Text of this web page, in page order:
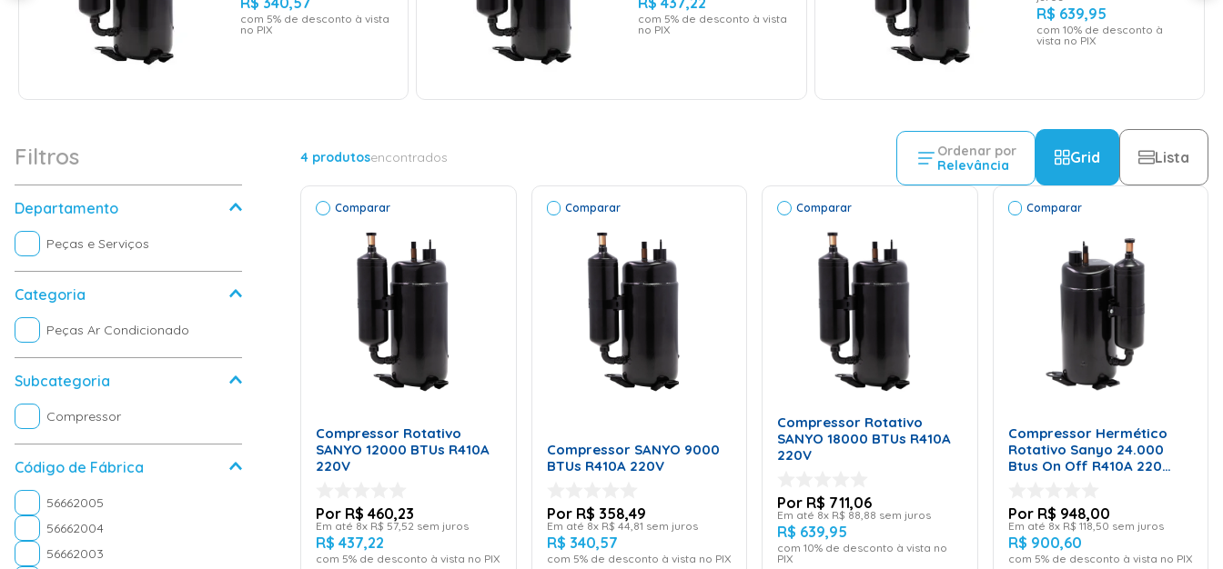
com 5% de desconto à vista
no PIX
com 5% de desconto à vista
no PIX
R$ 639,95
com 10% de desconto à
vista no PIX
Filtros
Departamento
Peças e Serviços
Categoria
Peças Ar Condicionado
Subcategoria
Compressor
Código de Fábrica
56662005
56662004
56662003
4 produtosencontrados
Ordenar por
Relevância
Grid Lista
Comparar
ADICIONAR AO
Compressor Rotativo
SANYO 12000 BTUs R410A
220V
R$ 460,23
Em até 8x R$ 57 52 sem juros
R$ 437,22
com 5% de desconto à vista no PIX
Comparar
Compressor SANYO 9000
BTUs R410A 220V
R$ 358,49
Em até 8x R$ 44 81 sem juros
R$ 340,57
com 5% de desconto à vista no PIX
Comparar
ADICIONAR AO
CARRINHO
Compressor Rotativo
SANYO 18000 BTUs R410A
220V
R$ 711,06
Em até 8x R$ 88 88 sem juros
R$ 639,95
com 10% de desconto à vista no
PIX
Comparar
ADICIONAR AO
Compressor Hermético
Rotativo Sanyo 24.000
Btus On Off R410A 220
R$ 948,00
Em até 8x R$ 118 50 sem juros
R$ 900,60
com 5% de desconto à vista no PIX